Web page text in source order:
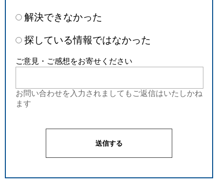
解決できなかった
探している情報ではなかった
ご意見・ご感想をお寄せください
お問い合わせを入力されましてもご返信はいたしかね
ます